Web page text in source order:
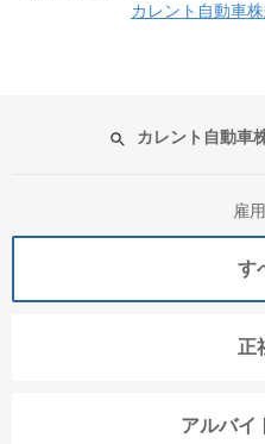
カレント自動車
カレント自動車
雇
す
正
アルバイ